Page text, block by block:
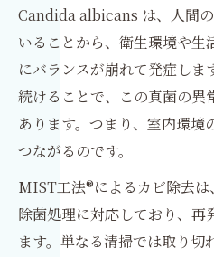
Candida albicans は、人間
いることから、衛生環境や生
にバランスが崩れて発症しま
続けることで、この真菌の異
あります。つまり、室内環境
つながるのです。
MIST工法®によるカビ除去
除菌処理に対応しており、再
ます。単なる清掃では取り切